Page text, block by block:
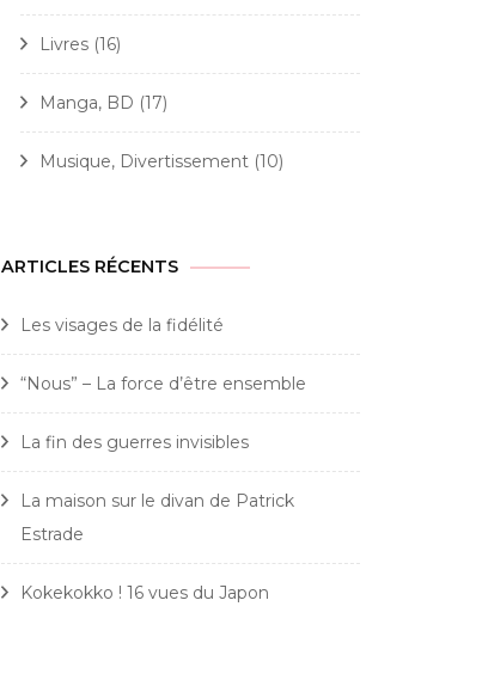
Livres (16)
Manga, BD (17)
Musique, Divertissement (10)
ARTICLES RÉCENTS
Les visages de la fidélité
“Nous” – La force d’être ensemble
La fin des guerres invisibles
La maison sur le divan de Patrick
Estrade
Kokekokko ! 16 vues du Japon